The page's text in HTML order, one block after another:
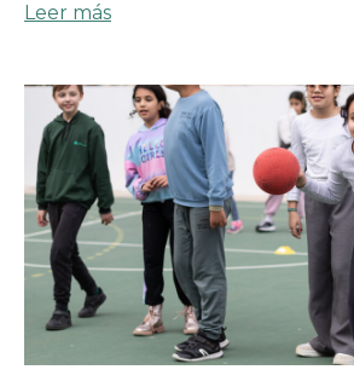
Leer más